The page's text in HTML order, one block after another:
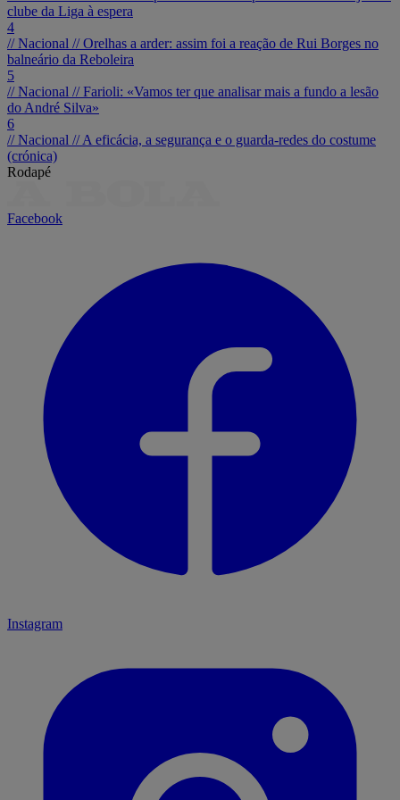
clube da Liga à espera
4
// Nacional //Orelhas a arder: assim foi a reação de Rui Borges no
balneário da Reboleira
5
// Nacional //Farioli: «Vamos ter que analisar mais a fundo a lesão
do André Silva»
6
// Nacional //A eficácia, a segurança e o guarda-redes do costume
(crónica)
Rodapé
Facebook
Instagram